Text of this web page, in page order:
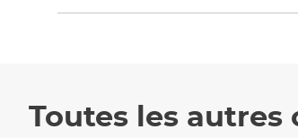
Toutes les autres